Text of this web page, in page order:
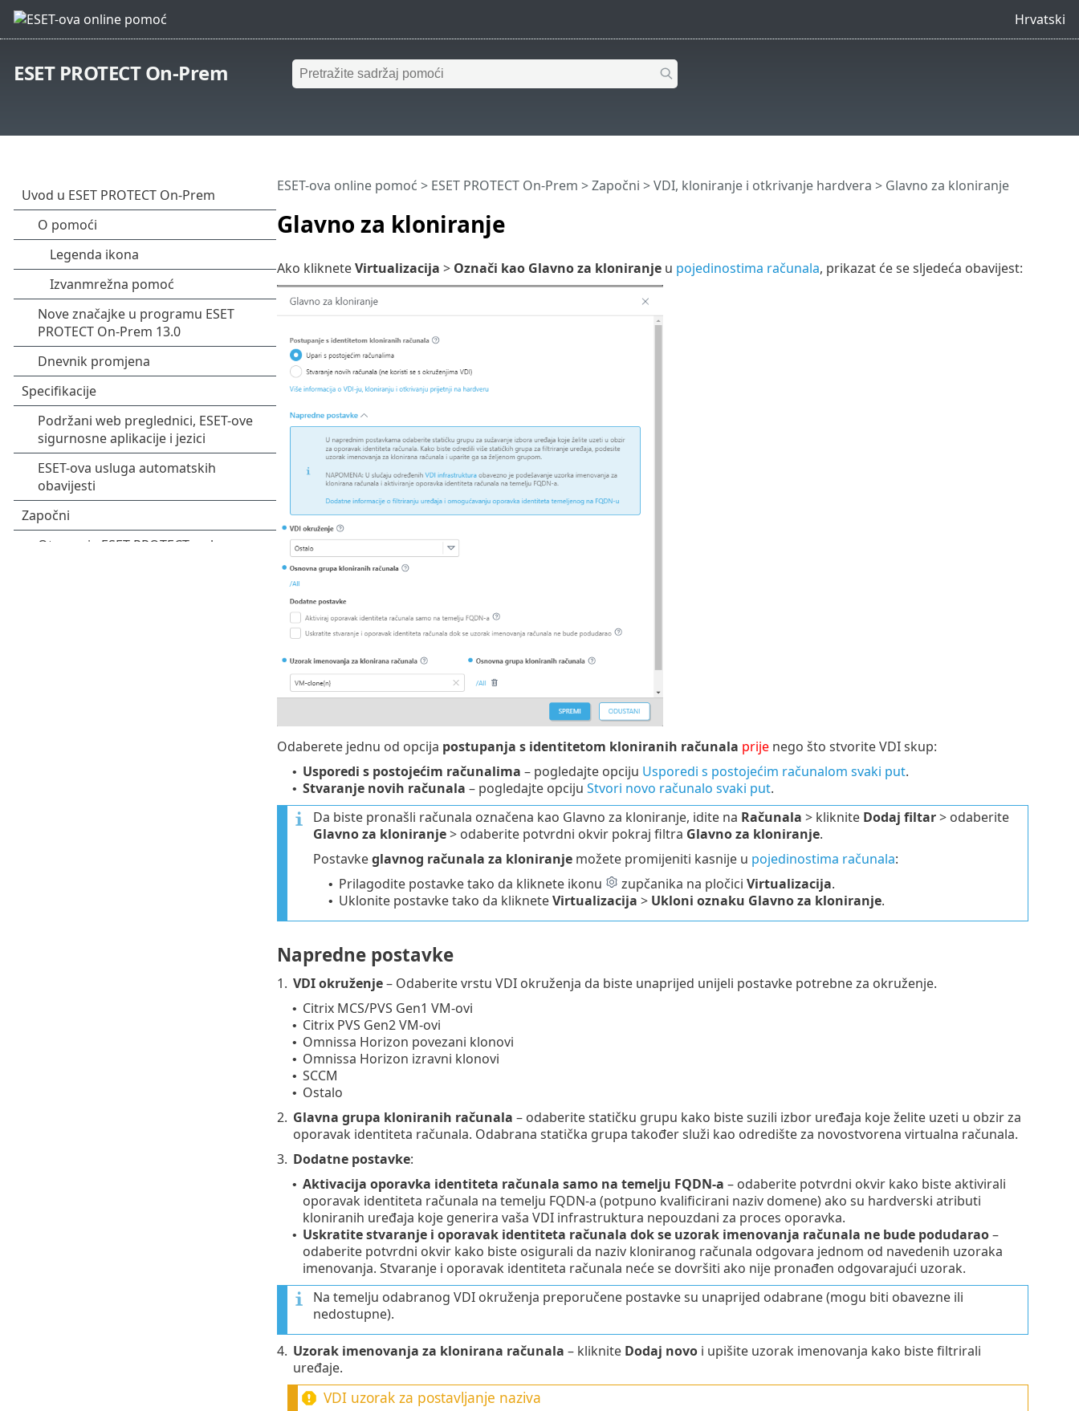
Hrvatski
ESET PROTECT On-Prem
Glavno za kloniranje
ESET-ova online pomoć > ESET PROTECT On-Prem >Započni >VDI, kloniranje i otkrivanje hardvera > Glavno za kloniranje
Ako klikneteVirtualizacija > Označi kao Glavno za kloniranjeu pojedinostima računala, prikazat će se sljedeća obavijest:
Odaberete jednu od opcija postupanja s identitetom kloniranih računala prijenego što stvorite VDI skup:
• Usporedi s postojećim računalima – pogledajte opciju Usporedi s postojećim računalom svaki put.
• Stvaranje novih računala – pogledajte opciju Stvori novo računalo svaki put.
Da biste pronašli računala označena kao Glavno za kloniranje, idite na Računala > kliknite Dodaj filtar> odaberite
Glavno za kloniranje> odaberite potvrdni okvir pokraj filtra Glavno za kloniranje.
Postavkeglavnog računala za kloniranjemožete promijeniti kasnije u pojedinostima računala:
• Prilagodite postavke tako da kliknete ikonu zupčanika na pločici Virtualizacija.
• Uklonite postavke tako da klikneteVirtualizacija > Ukloni oznaku Glavno za kloniranje.
Napredne postavke
1. VDI okruženje– Odaberite vrstu VDI okruženja da biste unaprijed unijeli postavke potrebne za okruženje.
• Citrix MCS/PVS Gen1 VM-ovi
• Citrix PVS Gen2 VM-ovi
• Omnissa Horizon povezani klonovi
• Omnissa Horizon izravni klonovi
• SCCM
• Ostalo
2. Glavna grupa kloniranih računala – odaberite statičku grupu kako biste suzili izbor uređaja koje želite uzeti u obzir za
oporavak identiteta računala. Odabrana statička grupa također služi kao odredište za novostvorena virtualna računala.
3. Dodatne postavke:
• Aktivacija oporavka identiteta računala samo na temelju FQDN-a – odaberite potvrdni okvir kako biste aktivirali
oporavak identiteta računala na temelju FQDN-a (potpuno kvalificirani naziv domene) ako su hardverski atributi
kloniranih uređaja koje generira vaša VDI infrastruktura nepouzdani za proces oporavka.
• Uskratite stvaranje i oporavak identiteta računala dok se uzorak imenovanja računala ne bude podudarao–
odaberite potvrdni okvir kako biste osigurali da naziv kloniranog računala odgovara jednom od navedenih uzoraka
imenovanja. Stvaranje i oporavak identiteta računala neće se dovršiti ako nije pronađen odgovarajući uzorak.
Na temelju odabranog VDI okruženja preporučene postavke su unaprijed odabrane (mogu biti obavezne ili
nedostupne).
4. Uzorak imenovanja za klonirana računala – kliknite Dodaj novoi upišite uzorak imenovanja kako biste filtrirali
uređaje.
VDI uzorak za postavljanje naziva